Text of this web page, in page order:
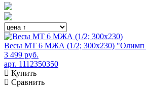
Весы МТ 6 МЖА (1/2; 300х230) "Олимп
3 499 руб.
арт. 1112350350
Купить
Сравнить